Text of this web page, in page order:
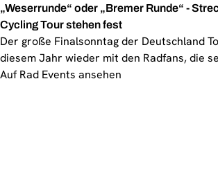
„Weserrunde“ oder „Bremer Runde“ -
Cycling Tour stehen fest
Der große Finalsonntag der Deutschland
diesem Jahr wieder mit den Radfans, die
Auf Rad Events ansehen